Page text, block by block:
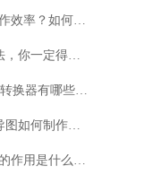
11.思维导图模版如何提升工作效率？如何下载高质量的海量思维导图模版？
12.3个PDF转Word最简单方法，你一定得知悉
13.CAD转换器好用吗？CAD转换器有哪些功能？
14.小学一~六年级数的思维导图如何制作？数的思维导图有哪些用途？
15.小学五年级数学思维导图的作用是什么？数学思维导图如何制作？